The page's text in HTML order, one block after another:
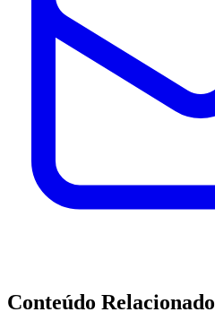
Conteúdo Relacionado